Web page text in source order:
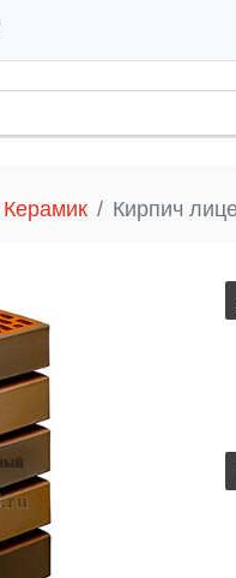
Кирпич